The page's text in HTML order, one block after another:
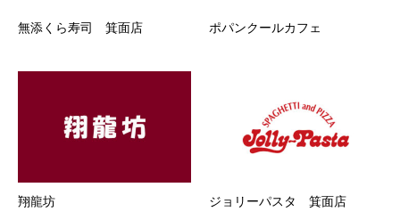
無添くら寿司 箕面店 ポパンクールカフェ
翔龍坊 ジョリーパスタ 箕面店